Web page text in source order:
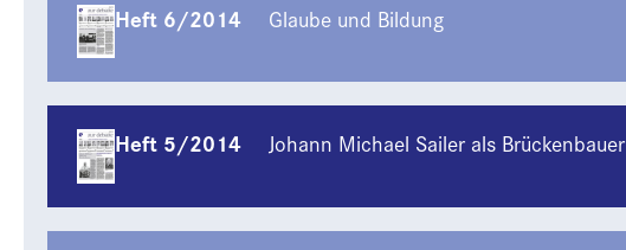
Heft 6/2014 Glaube und Bildung
Heft 5/2014 Johann Michael Sailer als Brückenbauer